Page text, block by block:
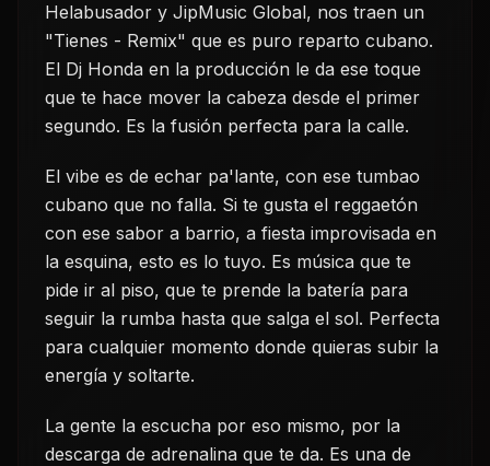
Helabusador y JipMusic Global, nos traen un
"Tienes - Remix" que es puro reparto cubano.
El Dj Honda en la producción le da ese toque
que te hace mover la cabeza desde el primer
segundo. Es la fusión perfecta para la calle.
El vibe es de echar pa'lante, con ese tumbao
cubano que no falla. Si te gusta el reggaetón
con ese sabor a barrio, a fiesta improvisada en
la esquina, esto es lo tuyo. Es música que te
pide ir al piso, que te prende la batería para
seguir la rumba hasta que salga el sol. Perfecta
para cualquier momento donde quieras subir la
energía y soltarte.
La gente la escucha por eso mismo, por la
descarga de adrenalina que te da. Es una de